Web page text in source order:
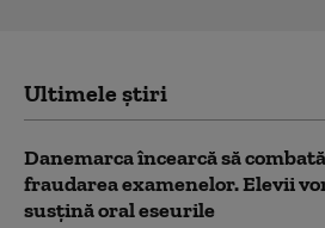
Ultimele știri
Danemarca încearcă să
fraudarea examenelor. Elevii
susţină oral eseurile